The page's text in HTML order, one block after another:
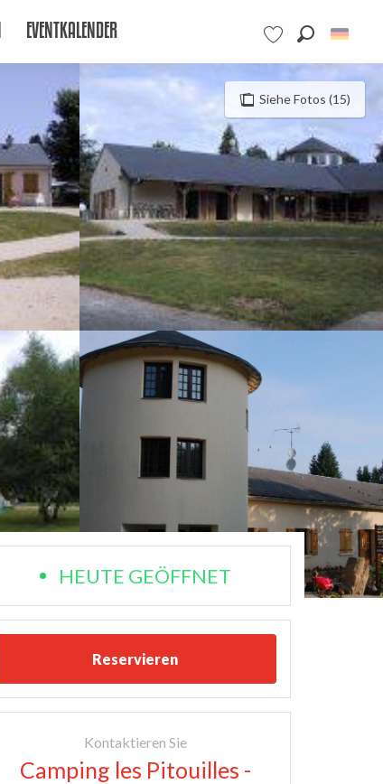
Voir les favoris
EVENTKALENDER
Siehe Fotos (15)
HEUTE GEÖFFNET
Reservieren
Kontaktieren Sie
Camping les Pitouilles -